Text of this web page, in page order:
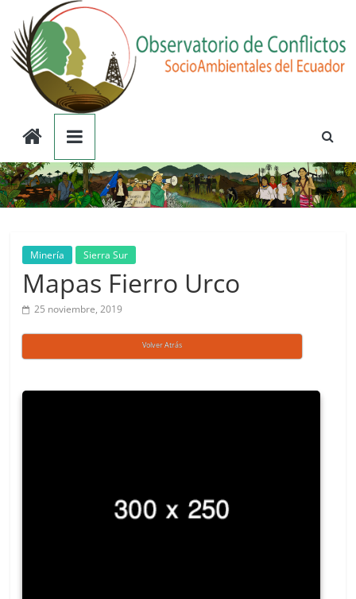
contenido
Observatorio
de
Conflictos
Socioambientales
del
Ecuador
Minería Sierra Sur
Mapas Fierro Urco
25 noviembre, 2019
Volver Atrás